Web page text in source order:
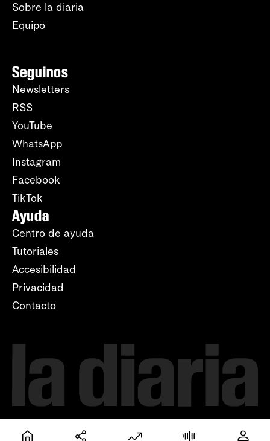
Sobre la diaria
Equipo
Seguinos
Newsletters
RSS
YouTube
WhatsApp
Instagram
Facebook
TikTok
Ayuda
Centro de ayuda
Tutoriales
Accesibilidad
Privacidad
Contacto